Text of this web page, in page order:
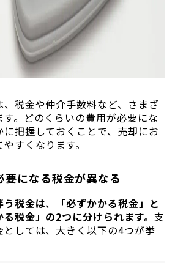
税金や仲介手数料など、さまざ
。どのくらいの費用が必要にな
把握しておくことで、売却にお
すくなります。
要になる税金が異なる
税金は、「必ずかかる税金」と
る税金」の2つに分けられます。支
しては、大きく以下の4つが挙